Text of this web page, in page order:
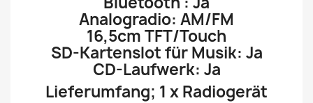
Analogradio: AM/FM
16,5cm TFT/Touch
SD-Kartenslot für Musik: Ja
CD-Laufwerk: Ja
Lieferumfang; 1 x Radiogerät